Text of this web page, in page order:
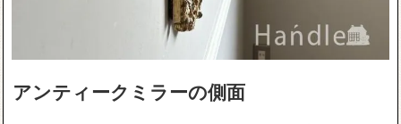
アンティークミラーの側面